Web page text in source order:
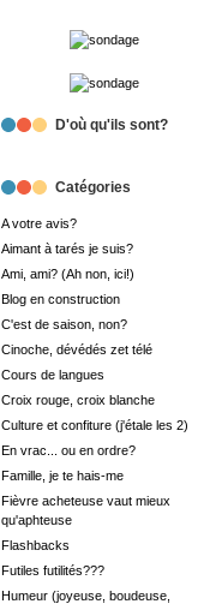
D'où qu'ils sont?
Catégories
A votre avis?
Aimant à tarés je suis?
Ami, ami? (Ah non, ici!)
Blog en construction
C'est de saison, non?
Cinoche, dévédés zet télé
Cours de langues
Croix rouge, croix blanche
Culture et confiture (j'étale les 2)
En vrac... ou en ordre?
Famille, je te hais-me
Fièvre acheteuse vaut mieux
qu'aphteuse
Flashbacks
Futiles futilités???
Humeur (joyeuse, boudeuse,